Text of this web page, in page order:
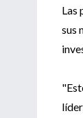
Las
sus